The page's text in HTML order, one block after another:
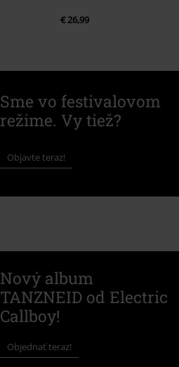
€ 26,99
Sme vo festivalovom
režime. Vy tiež?
Objavte teraz!
Nový album
TANZNEID od Electric
Callboy!
Objednať teraz!